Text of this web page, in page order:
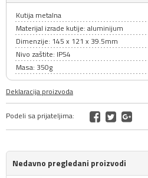
Kutija metalna
Materijal izrade kutije: aluminijum
Dimenzije: 145 x 121 x 39.5mm
Nivo zaštite: IP54
Masa: 350g
Deklaracija proizvoda
Podeli sa prijateljima:
Nedavno pregledani proizvodi